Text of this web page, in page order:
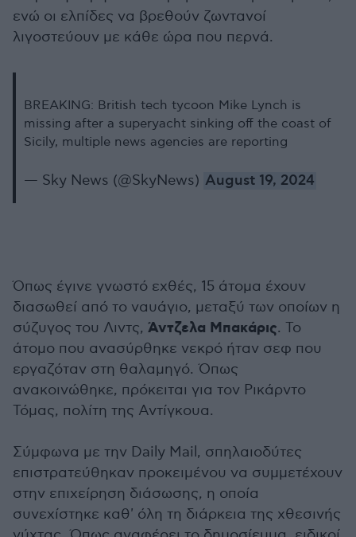
ενώ οι ελπίδες να βρεθούν ζωντανοί
λιγοστεύουν με κάθε ώρα που περνά.
BREAKING: British tech tycoon Mike Lynch is
missing after a superyacht sinking off the coast of
Sicily, multiple news agencies are reporting
— Sky News (@SkyNews) August 19, 2024
Όπως έγινε γνωστό εχθές, 15 άτομα έχουν
διασωθεί από το ναυάγιο, μεταξύ των οποίων η
σύζυγος του Λιντς, Άντζελα Μπακάρις. Το
άτομο που ανασύρθηκε νεκρό ήταν σεφ που
εργαζόταν στη θαλαμηγό. Όπως
ανακοινώθηκε, πρόκειται για τον Ρικάρντο
Τόμας, πολίτη της Αντίγκουα.
Σύμφωνα με την Daily Mail, σπηλαιοδύτες
επιστρατεύθηκαν προκειμένου να συμμετέχουν
στην επιχείρηση διάσωσης, η οποία
συνεχίστηκε καθ' όλη τη διάρκεια της χθεσινής